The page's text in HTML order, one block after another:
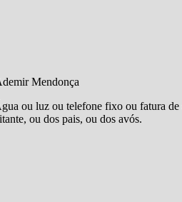
Mendonça
ou luz ou telefone fixo ou fatura de
ou dos pais, ou dos avós.